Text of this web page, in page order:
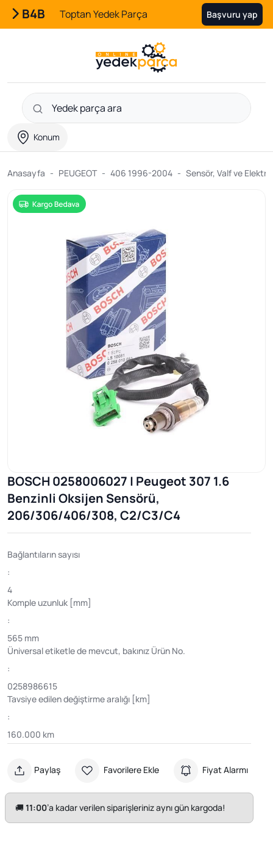
B4B Toptan Yedek Parça Başvuru yap
Konum
Anasayfa PEUGEOT 406 1996-2004 Sensör, Valf ve
BOSCH 0258006027 | Peugeot 307 1.6
Benzinli Oksijen Sensörü,
206/306/406/308, C2/C3/C4
Bağlantıların sayısı
:
4
Komple uzunluk [mm]
:
565 mm
Üniversal etiketle de mevcut, bakınız Ürün No.
:
0258986615
Tavsiye edilen değiştirme aralığı [km]
:
160.000 km
Paylaş Favorilere Ekle Fiyat Alarmı
🚚11:00’a kadar verilen siparişleriniz aynı gün kargoda!